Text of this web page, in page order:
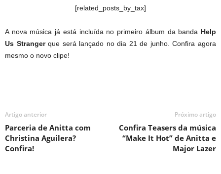
[related_posts_by_tax]
A nova música já está incluída no primeiro álbum da banda Help
Us Strangerque será lançado no dia 21 de junho. Confira agora
mesmo o novo clipe!
Artigo anterior
Parceria de Anitta com
Christina Aguilera?
Confira!
Próximo artigo
Confira Teasers da música
“Make It Hot” de Anitta e
Major Lazer